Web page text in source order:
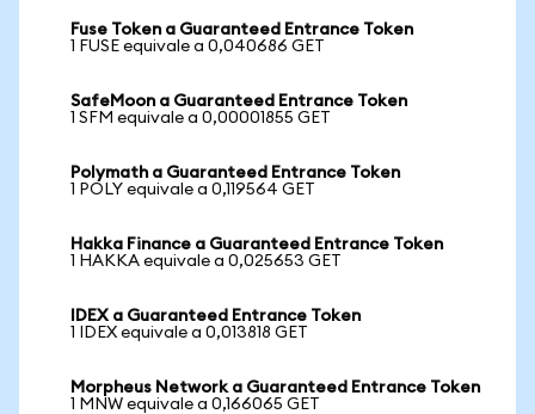
Fuse Token a Guaranteed Entrance Token
1 FUSE equivale a 0,040686 GET
SafeMoon a Guaranteed Entrance Token
1 SFM equivale a 0,00001855 GET
Polymath a Guaranteed Entrance Token
1 POLY equivale a 0,119564 GET
Hakka Finance a Guaranteed Entrance Token
1 HAKKA equivale a 0,025653 GET
IDEX a Guaranteed Entrance Token
1 IDEX equivale a 0,013818 GET
Morpheus Network a Guaranteed Entrance Token
1 MNW equivale a 0,166065 GET